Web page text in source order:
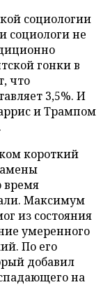
социологии
социологи не
гонки в
что
3,5%. И
и Трампом
короткий
время
Максимум
из состояния
умеренного
По его
добавил
на